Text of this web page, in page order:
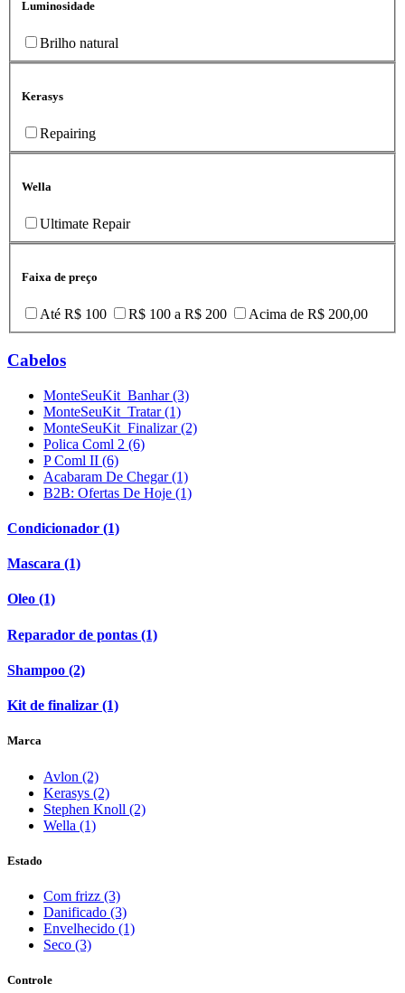
Luminosidade
Brilho natural
Kerasys
Repairing
Wella
Ultimate Repair
Faixa de preço
Até R$ 100 R$ 100 a R$ 200 Acima de R$ 200,00
Cabelos
MonteSeuKit_Banhar (3)
MonteSeuKit_Tratar (1)
MonteSeuKit_Finalizar (2)
Polica Coml 2 (6)
P Coml II (6)
Acabaram De Chegar (1)
B2B: Ofertas De Hoje (1)
Condicionador (1)
Mascara (1)
Oleo (1)
Reparador de pontas (1)
Shampoo (2)
Kit de finalizar (1)
Marca
Avlon (2)
Kerasys (2)
Stephen Knoll (2)
Wella (1)
Estado
Com frizz (3)
Danificado (3)
Envelhecido (1)
Seco (3)
Controle